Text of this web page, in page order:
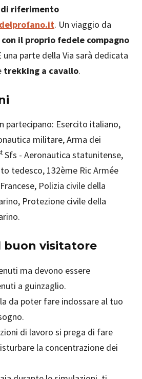
riferimento
. Un viaggio da
con il proprio fedele compagno
una parte della Via sarà dedicata
trekking a cavallo.
partecipano: Esercito italiano,
militare, Arma dei
Sfs - Aeronautica statunitense,
tedesco, 132ème Ric Armée
Polizia civile della
Protezione civile della
buon visitatore
ma devono essere
a guinzaglio.
da poter fare indossare al tuo
di lavoro si prega di fare
la concentrazione dei